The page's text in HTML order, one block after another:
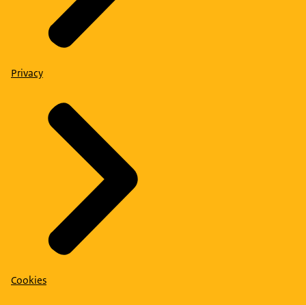
Privacy
Cookies